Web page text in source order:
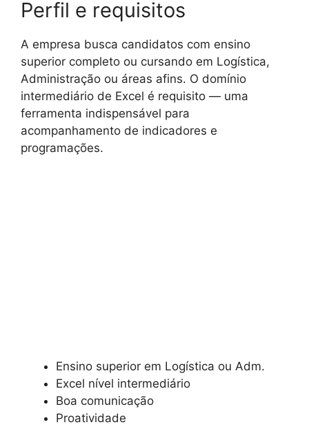
Perfil e requisitos
A empresa busca candidatos com ensino
superior completo ou cursando em Logística,
Administração ou áreas afins. O domínio
intermediário de Excel é requisito — uma
ferramenta indispensável para
acompanhamento de indicadores e
programações.
Ensino superior em Logística ou Adm.
Excel nível intermediário
Boa comunicação
Proatividade